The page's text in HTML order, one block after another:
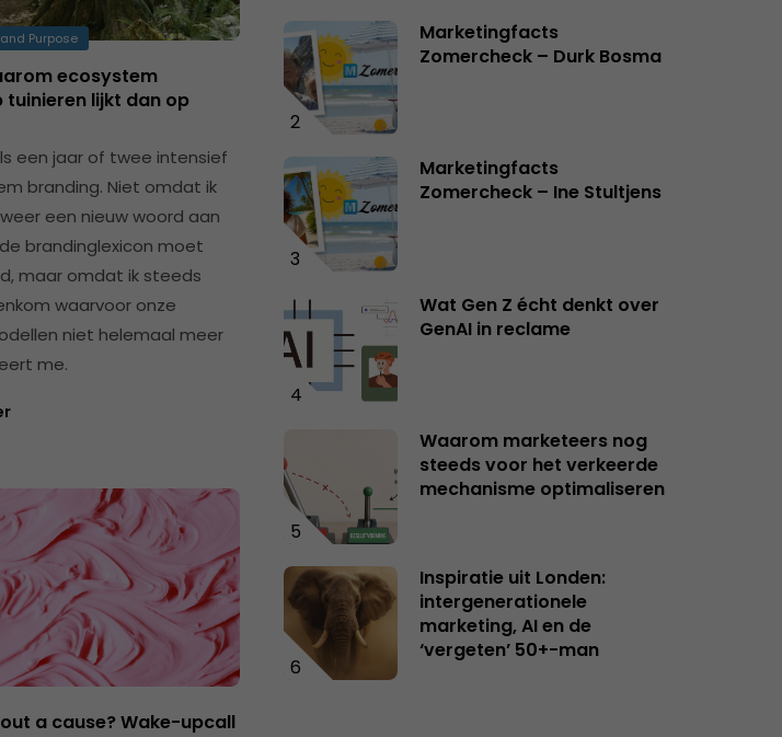
Purpose
ecosystem
lijkt dan op
een jaar of twee intensief
branding. Niet omdat ik
een nieuw woord aan
brandinglexicon moet
maar omdat ik steeds
waarvoor onze
niet helemaal meer
me.
a cause? Wake-upcall
2
Marketingfacts
Zomercheck – Durk Bosma
3
Marketingfacts
Zomercheck – Ine Stultjens
4
Wat Gen Z écht denkt over
GenAI in reclame
5
Waarom marketeers nog
steeds voor het verkeerde
mechanisme optimaliseren
6
Inspiratie uit Londen:
intergenerationele
marketing, AI en de
‘vergeten’ 50+-man